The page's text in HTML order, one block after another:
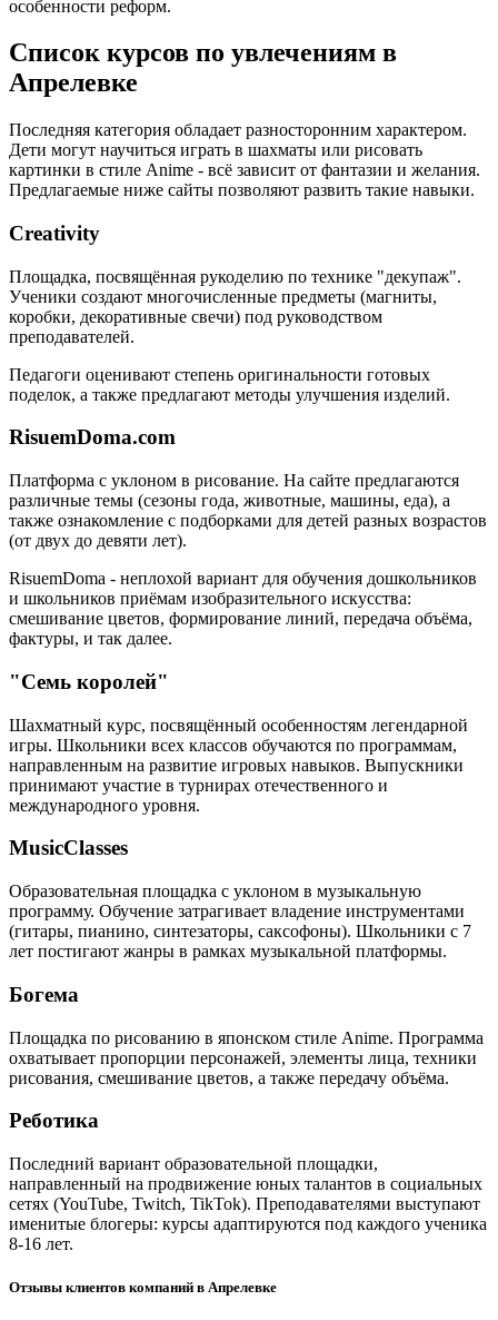
особенности реформ.
Список курсов по увлечениям в
Апрелевке
Последняя категория обладает разносторонним характером.
Дети могут научиться играть в шахматы или рисовать
картинки в стиле Anime - всё зависит от фантазии и желания.
Предлагаемые ниже сайты позволяют развить такие навыки.
Creativity
Площадка, посвящённая рукоделию по технике "декупаж".
Ученики создают многочисленные предметы (магниты,
коробки, декоративные свечи) под руководством
преподавателей.
Педагоги оценивают степень оригинальности готовых
поделок, а также предлагают методы улучшения изделий.
RisuemDoma.com
Платформа с уклоном в рисование. На сайте предлагаются
различные темы (сезоны года, животные, машины, еда), а
также ознакомление с подборками для детей разных возрастов
(от двух до девяти лет).
RisuemDoma - неплохой вариант для обучения дошкольников
и школьников приёмам изобразительного искусства:
смешивание цветов, формирование линий, передача объёма,
фактуры, и так далее.
"Семь королей"
Шахматный курс, посвящённый особенностям легендарной
игры. Школьники всех классов обучаются по программам,
направленным на развитие игровых навыков. Выпускники
принимают участие в турнирах отечественного и
международного уровня.
MusicClasses
Образовательная площадка с уклоном в музыкальную
программу. Обучение затрагивает владение инструментами
(гитары, пианино, синтезаторы, саксофоны). Школьники с 7
лет постигают жанры в рамках музыкальной платформы.
Богема
Площадка по рисованию в японском стиле Anime. Программа
охватывает пропорции персонажей, элементы лица, техники
рисования, смешивание цветов, а также передачу объёма.
Реботика
Последний вариант образовательной площадки,
направленный на продвижение юных талантов в социальных
сетях (YouTube, Twitch, TikTok). Преподавателями выступают
именитые блогеры: курсы адаптируются под каждого ученика
8-16 лет.
Отзывы клиентов компаний в Апрелевке